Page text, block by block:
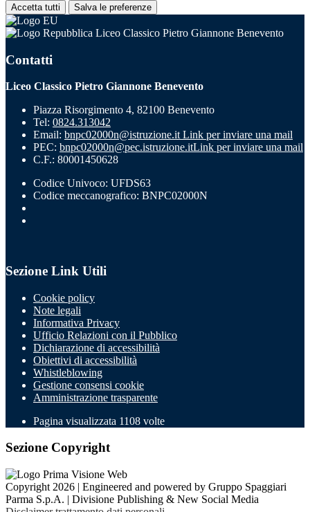
Accetta tutti Salva le preferenze
Liceo Classico Pietro Giannone Benevento
Contatti
Liceo Classico Pietro Giannone Benevento
Piazza Risorgimento 4, 82100 Benevento
Tel: 0824.313042
Email: bnpc02000n@istruzione.it Link per inviare una mail
PEC: bnpc02000n@pec.istruzione.itLink per inviare una mail
C.F.: 80001450628
Codice Univoco: UFDS63
Codice meccanografico: BNPC02000N
Sezione Link Utili
Cookie policy
Note legali
Informativa Privacy
Ufficio Relazioni con il Pubblico
Dichiarazione di accessibilità
Obiettivi di accessibilità
Whistleblowing
Gestione consensi cookie
Amministrazione trasparente
Pagina visualizzata 1108 volte
Sezione Copyright
Copyright 2026 | Engineered and powered by Gruppo Spaggiari
Parma S.p.A. | Divisione Publishing & New Social Media